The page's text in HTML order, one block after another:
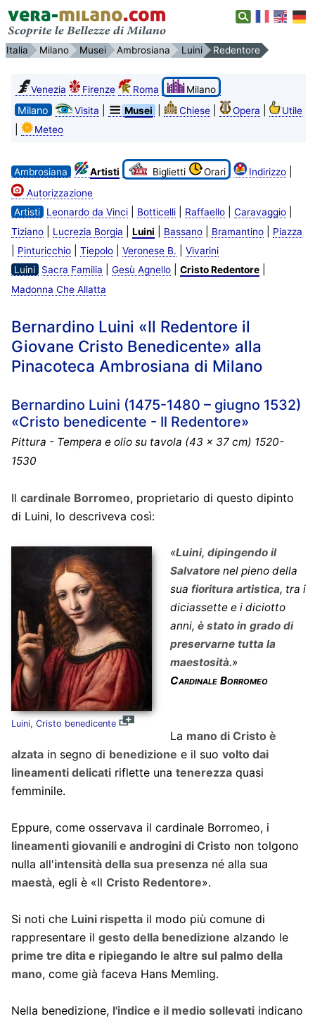
Italia Milano Musei Ambrosiana Luini Redentore
Venezia Firenze Roma Milano
Milano Visita Musei Chiese| Opera Utile
Meteo
Ambrosiana Artisti Biglietti Orari Indirizzo|
Autorizzazione
Artisti
Leonardo da Vinci| Botticelli| Raffaello| Caravaggio|
Tiziano| Lucrezia Borgia Luini Bassano| Bramantino| Piazza
Pinturicchio| Tiepolo| Veronese B.
Vivarini
Luini
Sacra Familia Gesù Agnello| Cristo Redentore|
Madonna Che Allatta
Bernardino Luini «Il Redentore il
Giovane Cristo Benedicente» alla
Pinacoteca Ambrosiana di Milano
Bernardino Luini (1475-1480 – giugno 1532)
«Cristo benedicente - Il Redentore»
Pittura - Tempera e olio su tavola (43 x 37 cm) 1520-
1530
Il cardinale Borromeo, proprietario di questo dipinto
di Luini, lo descriveva così:
Luini, Cristo benedicente
«Luini, dipingendo il
Salvatorenel pieno della
sua fioritura artistica, tra i
diciassette e i diciotto
anni, è stato in grado di
preservarne tutta la
maestosità.»
Cardinale Borromeo
La mano di Cristo è
alzatain segno di benedizione e il suo volto dai
lineamenti delicatiriflette una tenerezzaquasi
femminile.
Eppure, come osservava il cardinale Borromeo, i
lineamenti giovanili e androgini di Cristonon tolgono
nulla all'intensità della sua presenzané alla sua
maestà, egli è «Il Cristo Redentore».
Si noti che Luini rispettail modo più comune di
rappresentare il gesto della benedizione alzando le
prime tre dita e ripiegando le altre sul palmo della
mano, come già faceva Hans Memling.
Nella benedizione, l'indice e il medio sollevatiindicano